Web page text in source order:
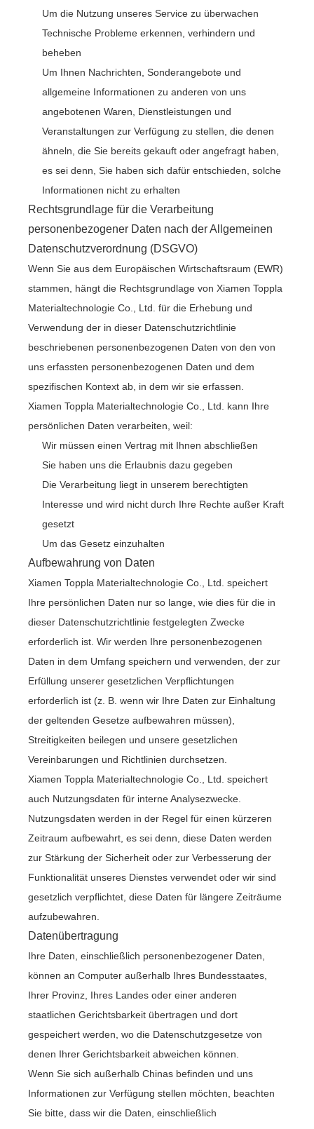
Um die Nutzung unseres Service zu überwachen
Technische Probleme erkennen, verhindern und
beheben
Um Ihnen Nachrichten, Sonderangebote und
allgemeine Informationen zu anderen von uns
angebotenen Waren, Dienstleistungen und
Veranstaltungen zur Verfügung zu stellen, die denen
ähneln, die Sie bereits gekauft oder angefragt haben,
es sei denn, Sie haben sich dafür entschieden, solche
Informationen nicht zu erhalten
Rechtsgrundlage für die Verarbeitung
personenbezogener Daten nach der Allgemeinen
Datenschutzverordnung (DSGVO)
Wenn Sie aus dem Europäischen Wirtschaftsraum (EWR)
stammen, hängt die Rechtsgrundlage von Xiamen Toppla
Materialtechnologie Co., Ltd. für die Erhebung und
Verwendung der in dieser Datenschutzrichtlinie
beschriebenen personenbezogenen Daten von den von
uns erfassten personenbezogenen Daten und dem
spezifischen Kontext ab, in dem wir sie erfassen.
Xiamen Toppla Materialtechnologie Co., Ltd. kann Ihre
persönlichen Daten verarbeiten, weil:
Wir müssen einen Vertrag mit Ihnen abschließen
Sie haben uns die Erlaubnis dazu gegeben
Die Verarbeitung liegt in unserem berechtigten
Interesse und wird nicht durch Ihre Rechte außer Kraft
gesetzt
Um das Gesetz einzuhalten
Aufbewahrung von Daten
Xiamen Toppla Materialtechnologie Co., Ltd. speichert
Ihre persönlichen Daten nur so lange, wie dies für die in
dieser Datenschutzrichtlinie festgelegten Zwecke
erforderlich ist. Wir werden Ihre personenbezogenen
Daten in dem Umfang speichern und verwenden, der zur
Erfüllung unserer gesetzlichen Verpflichtungen
erforderlich ist (z. B. wenn wir Ihre Daten zur Einhaltung
der geltenden Gesetze aufbewahren müssen),
Streitigkeiten beilegen und unsere gesetzlichen
Vereinbarungen und Richtlinien durchsetzen.
Xiamen Toppla Materialtechnologie Co., Ltd. speichert
auch Nutzungsdaten für interne Analysezwecke.
Nutzungsdaten werden in der Regel für einen kürzeren
Zeitraum aufbewahrt, es sei denn, diese Daten werden
zur Stärkung der Sicherheit oder zur Verbesserung der
Funktionalität unseres Dienstes verwendet oder wir sind
gesetzlich verpflichtet, diese Daten für längere Zeiträume
aufzubewahren.
Datenübertragung
Ihre Daten, einschließlich personenbezogener Daten,
können an Computer außerhalb Ihres Bundesstaates,
Ihrer Provinz, Ihres Landes oder einer anderen
staatlichen Gerichtsbarkeit übertragen und dort
gespeichert werden, wo die Datenschutzgesetze von
denen Ihrer Gerichtsbarkeit abweichen können.
Wenn Sie sich außerhalb Chinas befinden und uns
Informationen zur Verfügung stellen möchten, beachten
Sie bitte, dass wir die Daten, einschließlich